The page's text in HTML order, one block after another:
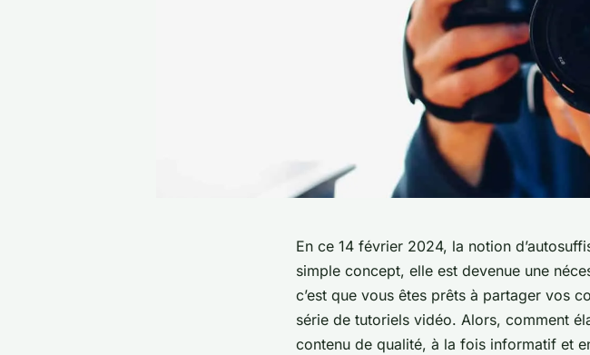
En ce 14 février 2024, la notion
simple concept, elle est devenue une
c’est que vous êtes prêts à partager vos
série de tutoriels vidéo. Alors, comment
contenu de qualité, à la fois informatif et